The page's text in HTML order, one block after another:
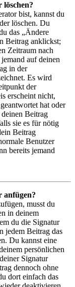
löschen?
bist, kannst du
löschen. Du
das „Ändere
Beitrag anklickst;
Zeitraum nach
auf deinen
in der
Es wird
der
erscheint nicht,
hat oder
Beitrag
sie es für nötig
Beitrag
Benutzer
bereits jemand
anfügen?
musst du
in deinem
du die Signatur
jedem Beitrag das
Du kannst eine
persönlichen
Signatur
dennoch ohne
dort einfach das